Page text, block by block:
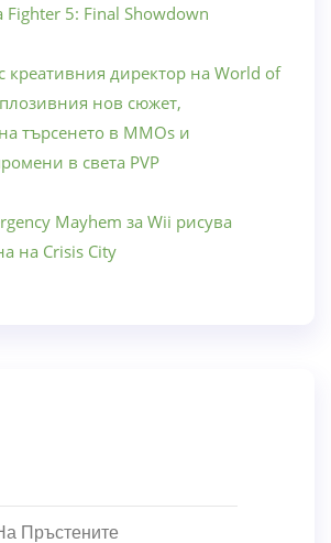
Fighter 5: Final Showdown
креативния директор на World of
нов сюжет,
търсенето в MMOs и
в света PVP
Mayhem за Wii рисува
на Crisis City
Пръстените